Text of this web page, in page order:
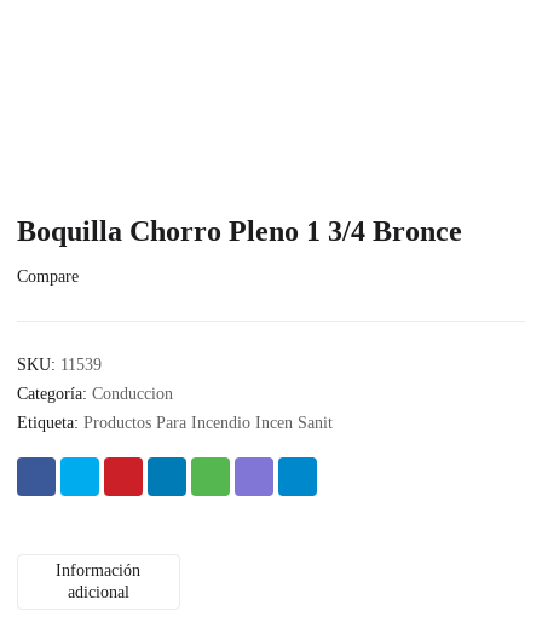
Boquilla Chorro Pleno 1 3/4 Bronce
Compare
SKU: 11539
Categoría: Conduccion
Etiqueta: Productos Para Incendio Incen Sanit
Información
adicional